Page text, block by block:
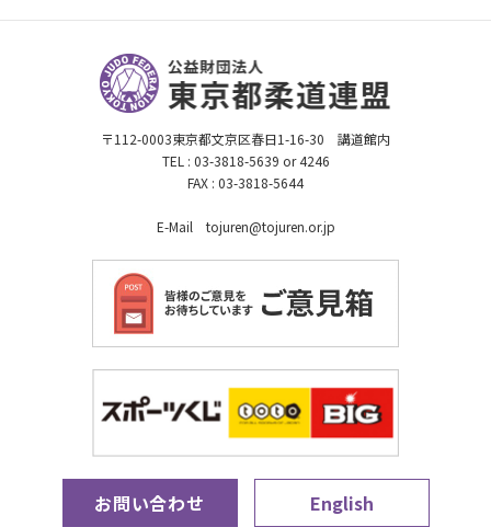
〒112-0003東京都文京区春日1-16-30 講道館内
TEL : 03-3818-5639 or 4246
FAX : 03-3818-5644
E-Mail tojuren@tojuren.or.jp
お問い合わせ English